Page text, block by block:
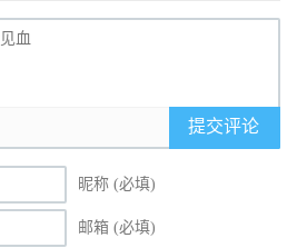
提交评论
昵称 (必填)
邮箱 (必填)